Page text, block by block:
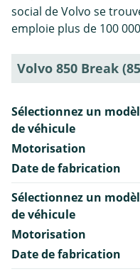
social de Volvo se
emploie plus de 100
Volvo 850 Break
Sélectionnez un
de véhicule
Motorisation
Date de fabrication
Sélectionnez un
de véhicule
Motorisation
Date de fabrication